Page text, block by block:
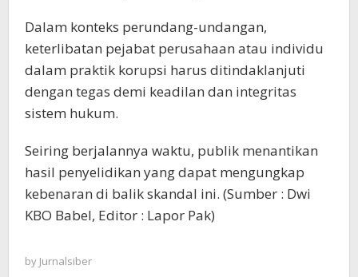
Dalam konteks perundang-undangan,
keterlibatan pejabat perusahaan atau individu
dalam praktik korupsi harus ditindaklanjuti
dengan tegas demi keadilan dan integritas
sistem hukum.
Seiring berjalannya waktu, publik menantikan
hasil penyelidikan yang dapat mengungkap
kebenaran di balik skandal ini. (Sumber : Dwi
KBO Babel, Editor : Lapor Pak)
by Jurnalsiber